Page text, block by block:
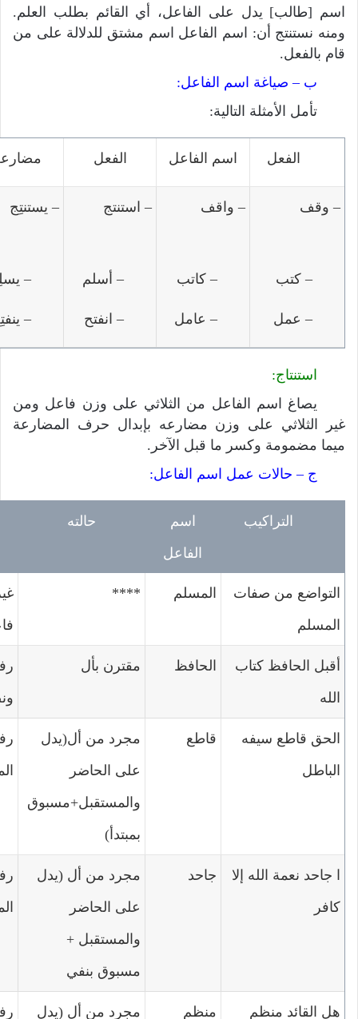
اسم [طالب] يدل على الفاعل، أي القائم بطلب العلم.
ومنه نستنتج أن: اسم الفاعل اسم مشتق للدلالة على من
قام بالفعل.
ب – صياغة اسم الفاعل:
تأمل الأمثلة التالية:
الفعل اسم الفاعل الفعل
– وقف
– كتب
– عمل
– واقف
– كاتب
– عامل
– استنتج
– أسلم
– انفتح
– يستنتِج
–
–
استنتاج:
يصاغ اسم الفاعل من الثلاثي على وزن فاعل ومن
غير الثلاثي على وزن مضارعه بإبدال حرف المضارعة
ميما مضمومة وكسر ما قبل الآخر.
ج – حالات عمل اسم الفاعل:
التراكيب
اسم
الفاعل
حالته
التواضع من صفات
المسلم
المسلم ****
أقبل الحافظ كتاب
الله
الحافظ مقترن بأل
الحق قاطع سيفه
الباطل
قاطع
مجرد من أل(يدل
على الحاضر
والمستقبل+مسبوق
بمبتدأ)
ا جاحد نعمة الله إلا
كافر
جاحد
مجرد من أل (يدل
على الحاضر
والمستقبل +
مسبوق بنفي
هل القائد منظم
منظم
مجرد من أل (يدل